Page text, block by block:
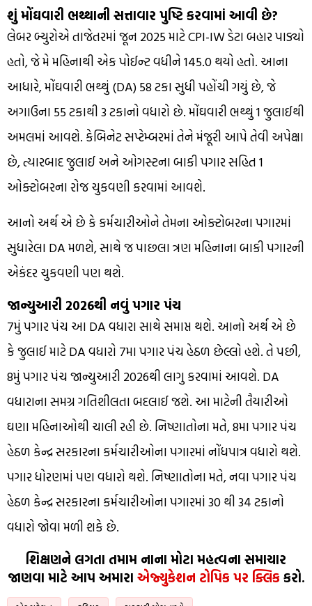
શું મોંઘવારી ભથ્થાની સત્તાવાર પુષ્ટિ કરવામાં આવી છે?
લેબર બ્યુરોએ તાજેતરમાં જૂન 2025 માટે CPI-IW ડેટા બહાર પાડ્યો
હતો, જે મે મહિનાથી એક પોઈન્ટ વધીને 145.0 થયો હતો. આના
આધારે, મોંઘવારી ભથ્થું (DA) 58 ટકા સુધી પહોંચી ગયું છે, જે
અગાઉના 55 ટકાથી 3 ટકાનો વધારો છે. મોંઘવારી ભથ્થું 1 જુલાઈથી
અમલમાં આવશે. કેબિનેટ સપ્ટેમ્બરમાં તેને મંજૂરી આપે તેવી અપેક્ષા
છે, ત્યારબાદ જુલાઈ અને ઓગસ્ટના બાકી પગાર સહિત 1
ઓક્ટોબરના રોજ ચુકવણી કરવામાં આવશે.
આનો અર્થ એ છે કે કર્મચારીઓને તેમના ઓક્ટોબરના પગારમાં
સુધારેલા DA મળશે, સાથે જ પાછલા ત્રણ મહિનાના બાકી પગારની
એકંદર ચુકવણી પણ થશે.
જાન્યુઆરી 2026થી નવું પગાર પંચ
7મું પગાર પંચ આ DA વધારા સાથે સમાપ્ત થશે. આનો અર્થ એ છે
કે જુલાઈ માટે DA વધારો 7મા પગાર પંચ હેઠળ છેલ્લો હશે. તે પછી,
8મું પગાર પંચ જાન્યુઆરી 2026થી લાગુ કરવામાં આવશે. DA
વધારાના સમગ્ર ગતિશીલતા બદલાઈ જશે. આ માટેની તૈયારીઓ
ઘણા મહિનાઓથી ચાલી રહી છે. નિષ્ણાતોના મતે, 8મા પગાર પંચ
હેઠળ કેન્દ્ર સરકારના કર્મચારીઓના પગારમાં નોંધપાત્ર વધારો થશે.
પગાર ધોરણમાં પણ વધારો થશે. નિષ્ણાતોના મતે, નવા પગાર પંચ
હેઠળ કેન્દ્ર સરકારના કર્મચારીઓના પગારમાં 30 થી 34 ટકાનો
વધારો જોવા મળી શકે છે.
શિક્ષણને લગતા તમામ નાના મોટા મહત્વના સમાચાર
જાણવા માટે આપ અમારા એજ્યુકેશન ટોપિક પર ક્લિક કરો.